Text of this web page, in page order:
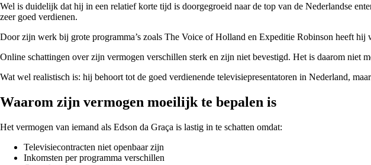
Wel is duidelijk dat hij in een relatief korte tijd is doorgegroeid naar de top van de Nederlandse
zeer goed verdienen.
Door zijn werk bij grote programma’s zoals The Voice of Holland en Expeditie Robinson heeft
Online schattingen over zijn vermogen verschillen sterk en zijn niet bevestigd. Het is daarom niet
Wat wel realistisch is: hij behoort tot de goed verdienende televisiepresentatoren in Nederland,
Waarom zijn vermogen moeilijk te bepalen is
Het vermogen van iemand als Edson da Graça is lastig in te schatten omdat:
Televisiecontracten niet openbaar zijn
Inkomsten per programma verschillen